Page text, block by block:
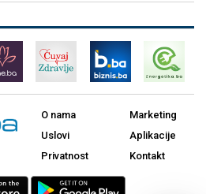
O nama
Uslovi
Privatnost
Marketing
Aplikacije
Kontakt